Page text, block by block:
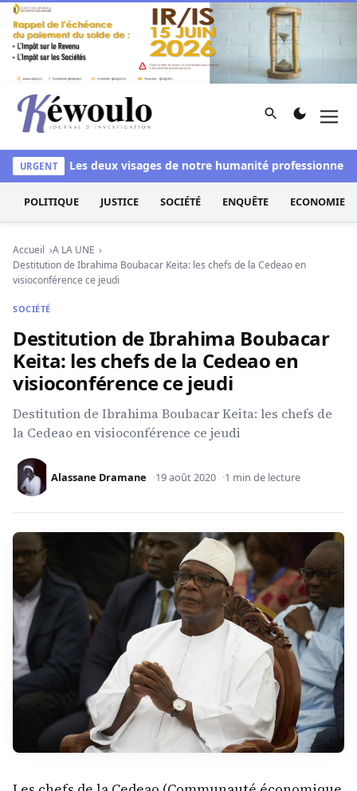
Aller au contenu
Kéwoulo, le premier site d'information et d'investigation
Rechercher
URGENTLes deux visages de notre humanité professionnelle :
POLITIQUE JUSTICE SOCIÉTÉ ENQUÊTE ECONOMIE
Accueil
A LA UNE
Destitution de Ibrahima Boubacar Keita: les chefs de la Cedeao en
visioconférence ce jeudi
SOCIÉTÉ
Destitution de Ibrahima Boubacar
Keita: les chefs de la Cedeao en
visioconférence ce jeudi
Destitution de Ibrahima Boubacar Keita: les chefs de
la Cedeao en visioconférence ce jeudi
Alassane Dramane 19 août 2020 1 min de lecture